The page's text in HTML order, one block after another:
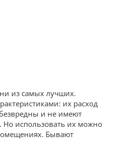
из самых лучших.
их расход
и не имеют
Но использовать их можно
Бывают